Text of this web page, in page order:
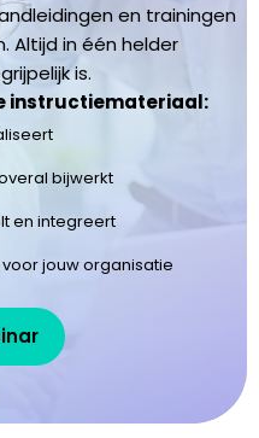
en trainingen
Altijd in één helder
is.
instructiemateriaal:
bijwerkt
en integreert
jouw organisatie